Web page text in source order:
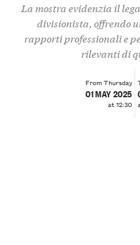
La mostra evidenzia il
divisionista, offrendo
rapporti professionali e
rilevanti di
From Thursday
01 MAY 2025
at 12:30